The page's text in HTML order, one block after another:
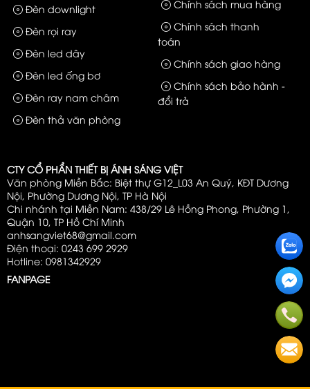
Đèn downlight
Đèn rọi ray
Đèn led dây
Đèn led ống bơ
Đèn ray nam châm
Đèn thả văn phòng
Chính sách mua hàng
Chính sách thanh
toán
Chính sách giao hàng
Chính sách bảo hành -
đổi trả
CTY CỔ PHẨN THIẾT BỊ ÁNH SÁNG VIỆT
Văn phòng Miền Bắc: Biệt thự G12_L03 An Quý, KĐT Dương
Nội, Phường Dương Nội, TP Hà Nội
Chi nhánh tại Miền Nam: 438/29 Lê Hồng Phong, Phường 1,
Quận 10, TP Hồ Chí Minh
anhsangviet68@gmail.com
Điện thoại: 0243 699 2929
Hotline: 0981342929
FANPAGE